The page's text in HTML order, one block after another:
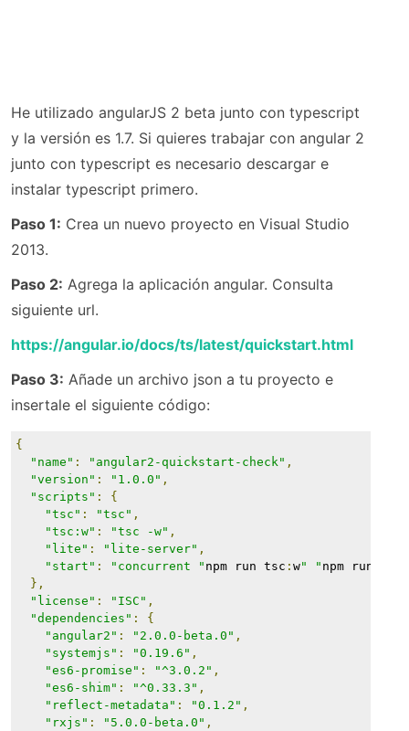
He utilizado angularJS 2 beta junto con typescript
y la versión es 1.7. Si quieres trabajar con angular 2
junto con typescript es necesario descargar e
instalar typescript primero.
Paso 1: Crea un nuevo proyecto en Visual Studio
2013.
Paso 2: Agrega la aplicación angular. Consulta
siguiente url.
https://angular.io/docs/ts/latest/quickstart.html
Paso 3: Añade un archivo json a tu proyecto e
insertale el siguiente código:
{
"name" : "angular2-quickstart-check" ,
"version" : "1.0.0" ,
"scripts" :
{
"tsc" : "tsc" ,
"tsc:w" : "tsc -w" ,
"lite" : "lite-server" ,
"start" : "concurrent " npm run tsc : w" " npm run lite
},
"license" : "ISC" ,
"dependencies" :
{
"angular2" : "2.0.0-beta.0" ,
"systemjs" : "0.19.6" ,
"es6-promise" : "^3.0.2" ,
"es6-shim" : "^0.33.3" ,
"reflect-metadata" : "0.1.2" ,
"rxjs" : "5.0.0-beta.0" ,